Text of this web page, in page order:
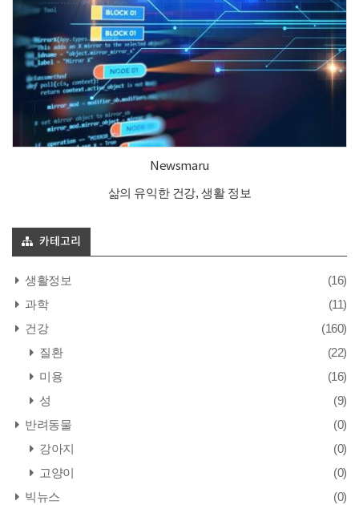
Newsmaru
삶의 유익한 건강, 생활 정보
카테고리
생활정보
(16)
과학
(11)
건강
(160)
질환
(22)
미용
(16)
성
(9)
반려동물
(0)
강아지
(0)
고양이
(0)
빅뉴스
(0)